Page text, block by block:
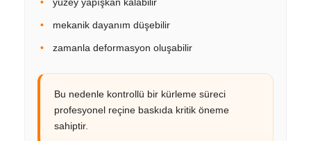
mekanik dayanım düşebilir
zamanla deformasyon oluşabilir
Bu nedenle kontrollü bir kürleme süreci
profesyonel reçine baskıda kritik öneme
sahiptir.